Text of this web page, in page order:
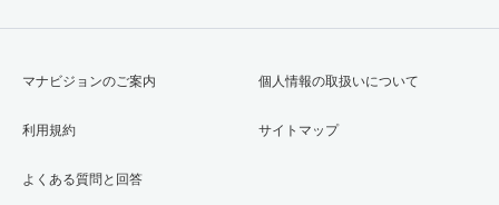
マナビジョンのご案内
利用規約
よくある質問と回答
個人情報の取扱いについて
サイトマップ